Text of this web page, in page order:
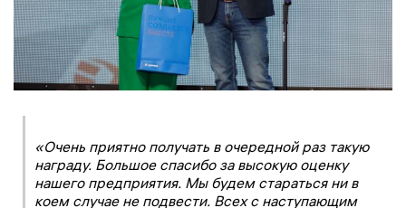
«Очень приятно получать в очередной раз такую
награду. Большое спасибо за высокую оценку
нашего предприятия. Мы будем стараться ни в
коем случае не подвести. Всех с наступающим